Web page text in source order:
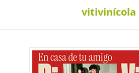
vitivinícola